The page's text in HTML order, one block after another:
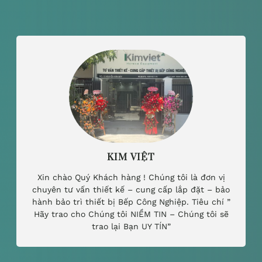
KIM VIỆT
Xin chào Quý Khách hàng ! Chúng tôi là đơn vị
chuyên tư vấn thiết kế – cung cấp lắp đặt – bảo
hành bảo trì thiết bị Bếp Công Nghiệp. Tiêu chí ”
Hãy trao cho Chúng tôi NIỀM TIN – Chúng tôi sẽ
trao lại Bạn UY TÍN”